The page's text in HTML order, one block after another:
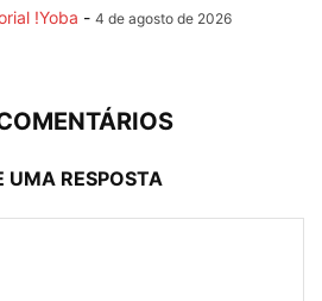
!Yoba - 4 de agosto de 2026
UMA RESPOSTA